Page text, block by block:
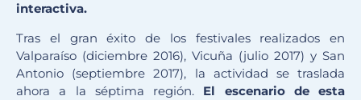
interactiva.
Tras el gran éxito de los festivales realizados en
Valparaíso (diciembre 2016), Vicuña (julio 2017) y San
Antonio (septiembre 2017), la actividad se traslada
ahora a la séptima región. El escenario de esta